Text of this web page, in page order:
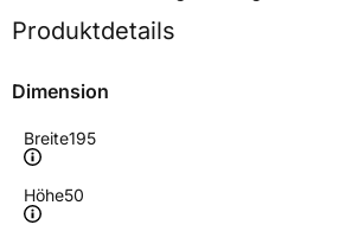
Produktdetails
Dimension
Breite195
Höhe50